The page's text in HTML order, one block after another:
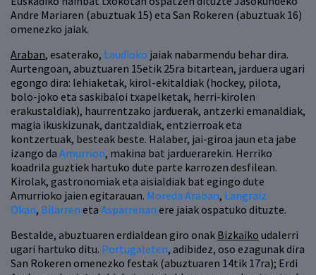
Andre Mariaren (abuztuak 15) eta San Rokeren (abuztuak 16)
omenezko jaiak.
Araban, esaterako, Laudioko jaiak nabarmendu behar dira.
Aurtengoan, abuztuaren 15etik 25ra bitartean, jarduera ugari
egongo dira: lehiaketak, kirol-ekitaldiak (hockey, pilota,
bolo-joko eta saskibaloi txapelketak, herri-kirolen
erakustaldiak), haurrentzako jarduerak, antzerki emanaldiak,
magia ikuskizunak, dantzaldiak, entzierroak eta
kontzertuak, besteak beste. Halaber, jai-giroa jaun eta jabe
izango da Amurrion, makina bat jarduerarekin. Herriko
koadrila guztiek hartuko dute parte karrozen desfilean.
Kirolak, gastronomiak eta aisialdiak bat egingo dute
Amurrioko jaien egitarauan. Moreda Araban, Langraiz
Okan, Bilarren eta Asparrenan ere jaiak ospatuko dituzte.
Bestalde, abuztuaren erdialdean giro onak Bizkaiko udalerri
ugari hartuko ditu. Portugaleten, adibidez, oso ezagunak dira
San Rokeren omenezko festak (abuztuaren 14tik 17ra); Erdi